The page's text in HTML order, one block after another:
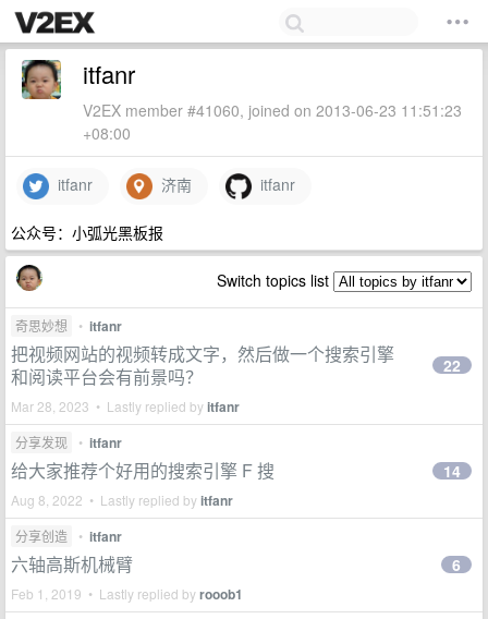
itfanr
V2EX member #41060, joined on 2013-06-23 11:51:23
+08:00
itfanr 济南 itfanr
公众号：小弧光黑板报
Switch topics list
奇思妙想 • itfanr
把视频网站的视频转成文字，然后做一个搜索引擎
和阅读平台会有前景吗？
Mar 28, 2023 • Lastly replied byitfanr
22
分享发现 • itfanr
给大家推荐个好用的搜索引擎 F 搜
Aug 8, 2022 • Lastly replied byitfanr
14
分享创造 • itfanr
六轴高斯机械臂
Feb 1, 2019 • Lastly replied byrooob1
6